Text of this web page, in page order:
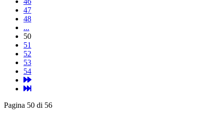
47
48
...
50
51
52
53
54
Pagina 50 di 56